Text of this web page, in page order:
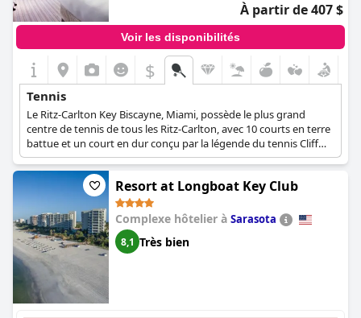
À partir de 407 $
Voir les disponibilités
$
Tennis
Le Ritz-Carlton Key Biscayne, Miami, possède le plus grand
centre de tennis de tous les Ritz-Carlton, avec 10 courts en terre
battue et un court en dur conçu par la légende du tennis Cliff
Drysdale. En outre, il organise des cours de tennis quotidiens
avec des professionnels américains et dispose d'un pro shop sur
place.
Resort at Longboat Key Club
Complexe hôtelier à Sarasota
8,1 Très bien